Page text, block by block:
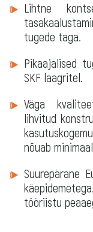
Lihtne
tugede taga.
Pikaajalised
SKF laagritel.
Väga
lihvitud
nõuab
Suurepärane
tööriistu